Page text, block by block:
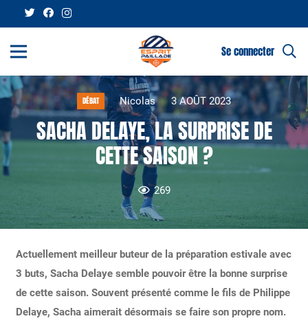
Se connecter
DÉBAT Nicolas 3 AOÛT 2023
SACHA DELAYE, LA SURPRISE DE
CETTE SAISON ?
269
Actuellement meilleur buteur de la préparation estivale avec
3 buts, Sacha Delaye semble pouvoir être la bonne surprise
de cette saison. Souvent présenté comme le fils de Philippe
Delaye, Sacha aimerait désormais se faire son propre nom.